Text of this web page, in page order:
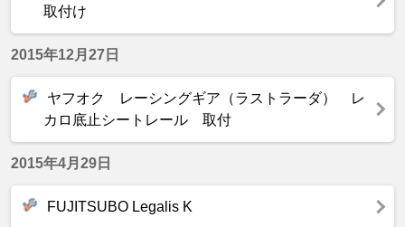
取付け
2015年12月27日
ヤフオク レーシングギア（ラストラーダ） レ
カロ底止シートレール 取付
2015年4月29日
FUJITSUBO Legalis K